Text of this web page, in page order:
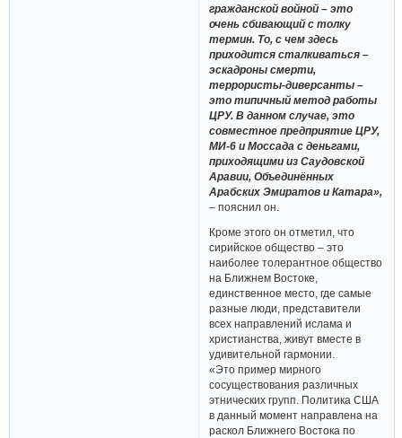
гражданской войной – это
очень сбивающий с толку
термин. То, с чем здесь
приходится сталкиваться –
эскадроны смерти,
террористы-диверсанты –
это типичный метод работы
ЦРУ. В данном случае, это
совместное предприятие ЦРУ,
МИ-6 и Моссада с деньгами,
приходящими из Саудовской
Аравии, Объединённых
Арабских Эмиратов и Катара»,
– пояснил он.
Кроме этого он отметил, что
сирийское общество – это
наиболее толерантное общество
на Ближнем Востоке,
единственное место, где самые
разные люди, представители
всех направлений ислама и
христианства, живут вместе в
удивительной гармонии.
«Это пример мирного
сосуществования различных
этнических групп. Политика США
в данный момент направлена на
раскол Ближнего Востока по